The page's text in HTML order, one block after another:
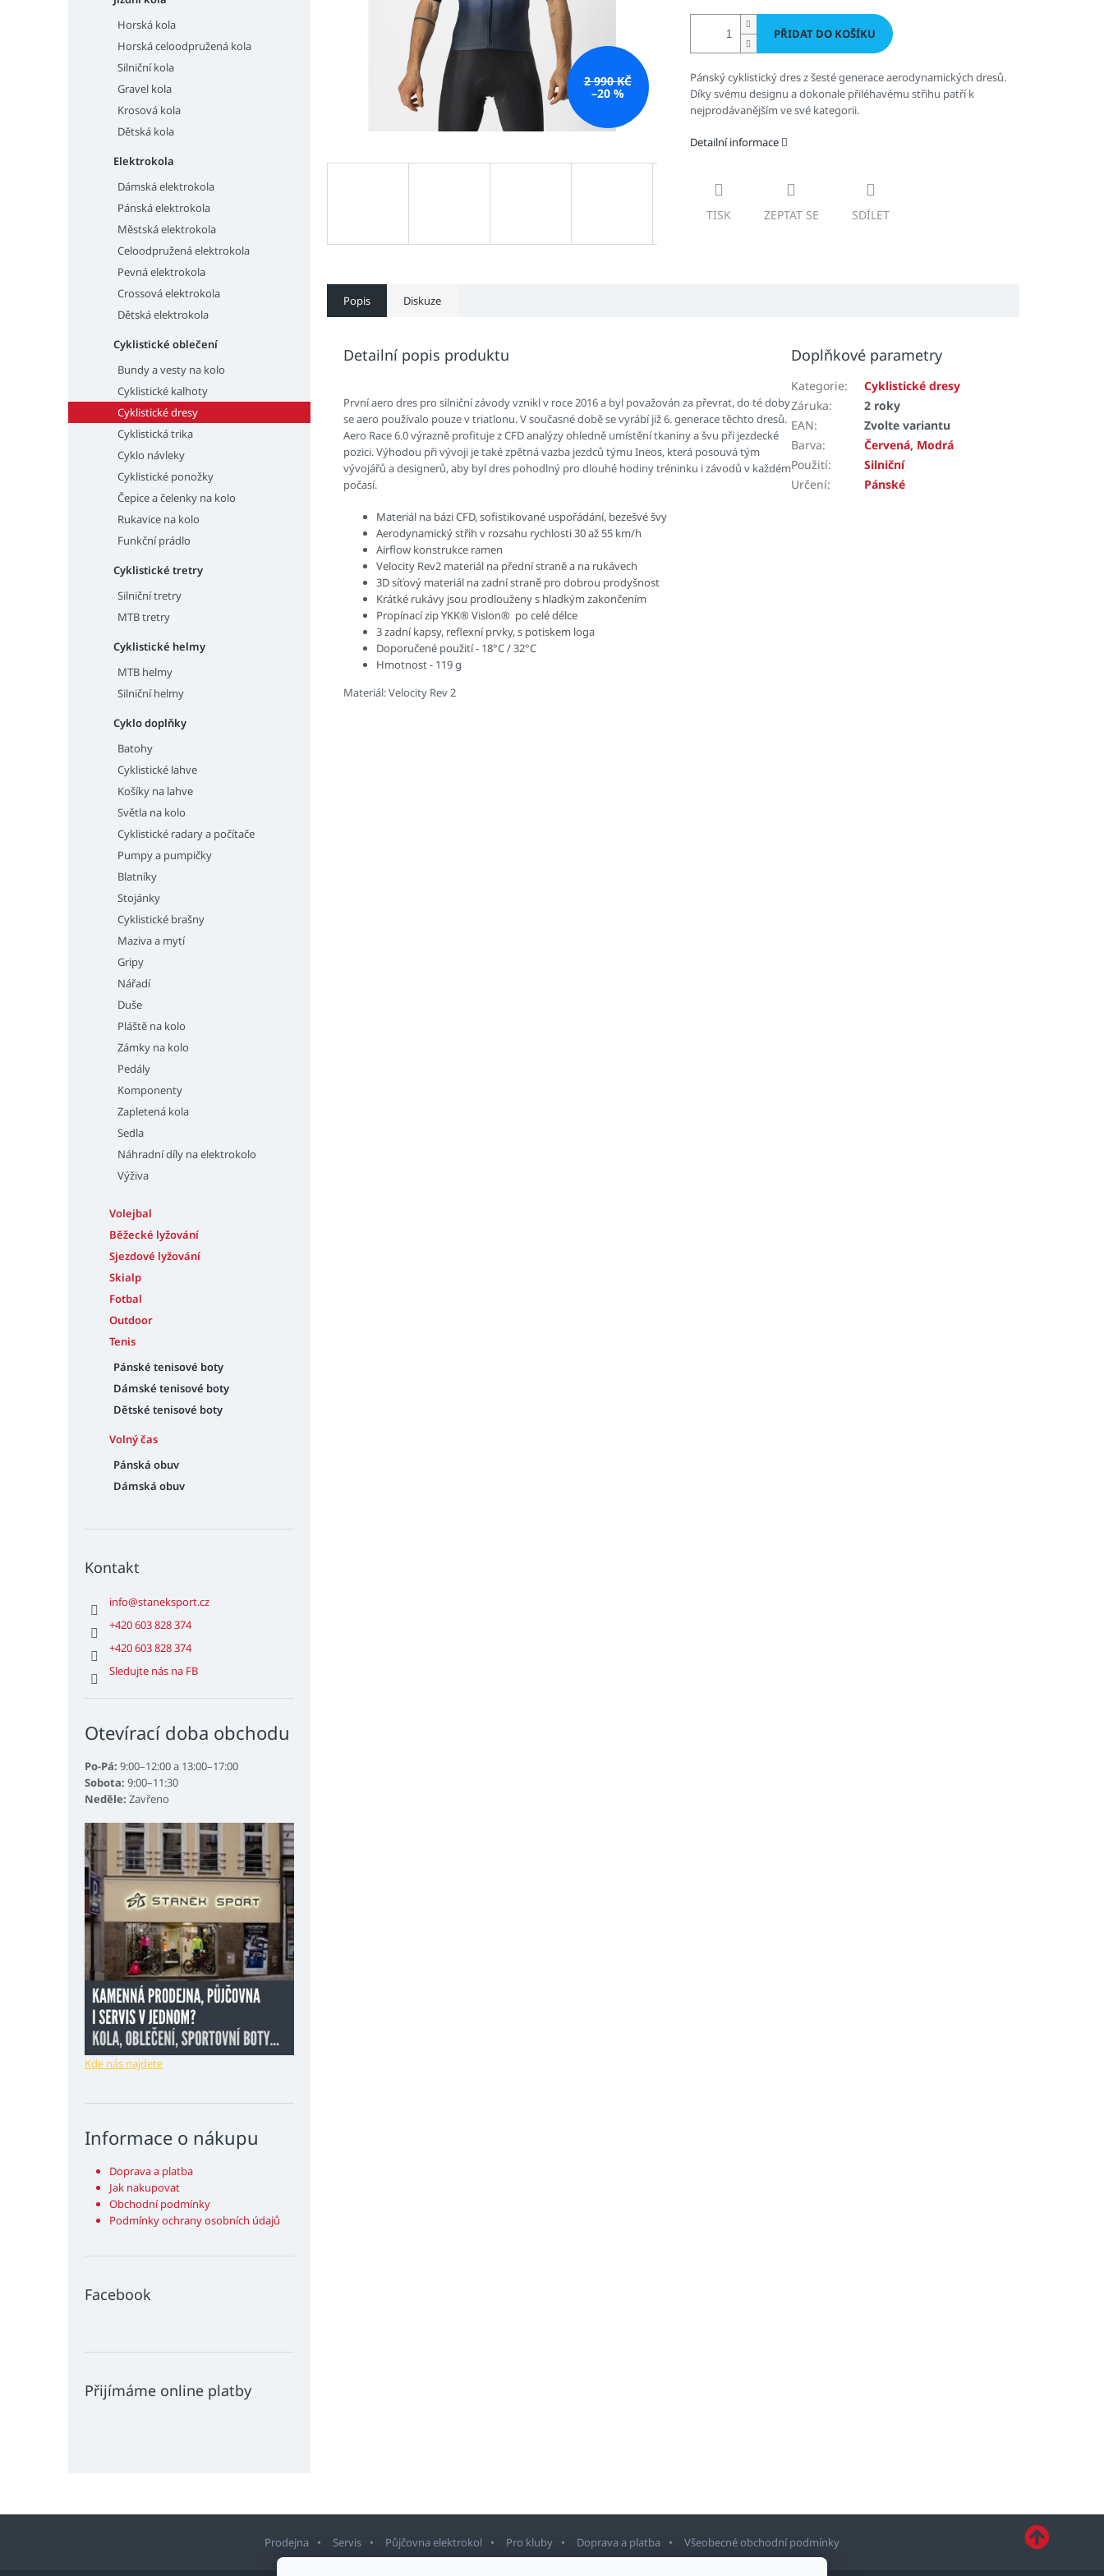
Horská kola
Horská celoodpružená kola
Silniční kola
Gravel kola
Krosová kola
Dětská kola
Elektrokola
Dámská elektrokola
Pánská elektrokola
Městská elektrokola
Celoodpružená elektrokola
Pevná elektrokola
Crossová elektrokola
Dětská elektrokola
Cyklistické oblečení
Bundy a vesty na kolo
Cyklistické kalhoty
Cyklistické dresy
Cyklistická trika
Cyklo návleky
Cyklistické ponožky
Čepice a čelenky na kolo
Rukavice na kolo
Funkční prádlo
Cyklistické tretry
Silniční tretry
MTB tretry
Cyklistické helmy
MTB helmy
Silniční helmy
Cyklo doplňky
Batohy
Cyklistické lahve
Košíky na lahve
Světla na kolo
Cyklistické radary a počítače
Pumpy a pumpičky
Blatníky
Stojánky
Cyklistické brašny
Maziva a mytí
Gripy
Nářadí
Duše
Pláště na kolo
Zámky na kolo
Pedály
Komponenty
Zapletená kola
Sedla
Náhradní díly na elektrokolo
Výživa
Volejbal
Běžecké lyžování
Sjezdové lyžování
Skialp
Fotbal
Outdoor
Tenis
Pánské tenisové boty
Dámské tenisové boty
Dětské tenisové boty
Volný čas
Pánská obuv
Dámská obuv
Kontakt
info@staneksport.cz
+420 603 828 374
+420 603 828 374
Sledujte nás na FB
Otevírací doba obchodu
Po-Pá: 9:00–12:00 a 13:00–17:00
Sobota: 9:00–11:30
Neděle: Zavřeno
Kde nás najdete
Informace o nákupu
Doprava a platba
Jak nakupovat
Obchodní podmínky
Podmínky ochrany osobních údajů
Facebook
Přijímáme online platby
2 990 KČ
–20 %
PŘIDAT DO KOŠÍKU
Pánský cyklistický dres zšesté generace aerodynamických dresů.
Díky svému designu a dokonale přiléhavému střihu patří k
nejprodávanějším ve své kategorii.
Detailní informace
TISK ZEPTAT SE SDÍLET
Popis Diskuze
Detailní popis produktu
První aero dres pro silniční závody vznikl v roce 2016 a byl považován za převrat, do té doby
se aero používalo pouze v triatlonu. V současné době se vyrábí již 6. generace těchto dresů.
Aero Race 6.0 výrazně profituje z CFD analýzy ohledně umístění tkaniny a švu při jezdecké
pozici. Výhodou při vývoji je také zpětná vazba jezdců týmu Ineos, která posouvá tým
vývojářů a designerů, aby byl dres pohodlný pro dlouhé hodiny tréninku i závodů v každém
počasí.
Materiál na bázi CFD, sofistikované uspořádání, bezešvé švy
Aerodynamický střih v rozsahu rychlosti 30 až 55 km/h
Airflow konstrukce ramen
Velocity Rev2 materiál na přední straně a na rukávech
3D síťový materiál na zadní straně pro dobrou prodyšnost
Krátké rukávy jsou prodlouženy s hladkým zakončením
Propínací zip YKK® Vislon® po celé délce
3 zadní kapsy, reflexní prvky, s potiskem loga
Doporučené použití - 18°C / 32°C
Hmotnost - 119 g
Materiál: Velocity Rev 2
Doplňkové parametry
Kategorie:
Cyklistické dresy
Záruka:
2 roky
EAN:
Zvolte variantu
Barva: Červená, Modrá
Použití:
Silniční
Určení: Pánské
Prodejna Servis Půjčovna elektrokol Pro kluby Doprava a platba Všeobecné obchodní podmínky